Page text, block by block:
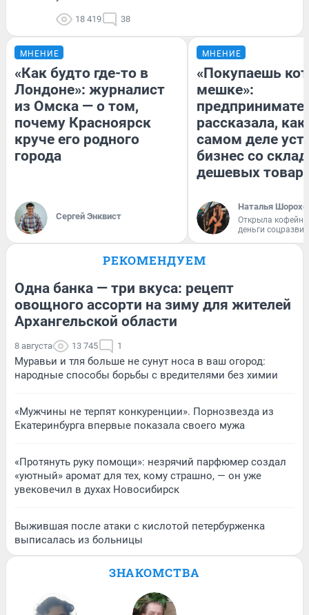
18 419 38
МНЕНИЕ
«Как будто где-то в
Лондоне»: журналист
из Омска — о том,
почему Красноярск
круче его родного
города
Сергей Энквист
МНЕНИЕ
«Покупаешь
мешке»:
рассказала, как
самом деле
бизнес со
дешевых
Наталья
Открыла
деньги
РЕКОМЕНДУЕМ
Одна банка — три вкуса: рецепт
овощного ассорти на зиму для жителей
Архангельской области
8 августа 13 745 1
Муравьи и тля больше не сунут носа в ваш огород:
народные способы борьбы с вредителями без химии
«Мужчины не терпят конкуренции». Порнозвезда из
Екатеринбурга впервые показала своего мужа
«Протянуть руку помощи»: незрячий парфюмер создал
«уютный» аромат для тех, кому страшно, — он уже
увековечил в духах Новосибирск
Выжившая после атаки с кислотой петербурженка
выписалась из больницы
ЗНАКОМСТВА